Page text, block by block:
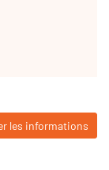
les informations